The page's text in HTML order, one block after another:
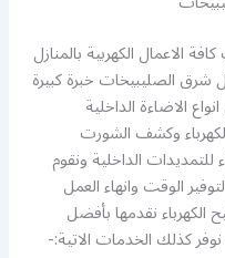
الكهربية بالمنازل
شرق الصليبيخات خبرة كبيرة
الاضاءة الداخلية
وكشف الشورت
للتمديدات الداخلية ونقوم
الوقت وانهاء العمل
نقدمها بأفضل
كذلك الخدمات الاتية:-